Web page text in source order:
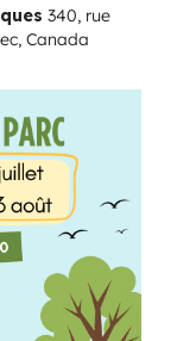
340, rue
Canada